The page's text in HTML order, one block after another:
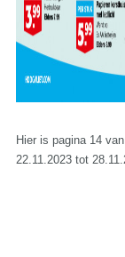
Hier is pagina 14
22.11.2023 tot